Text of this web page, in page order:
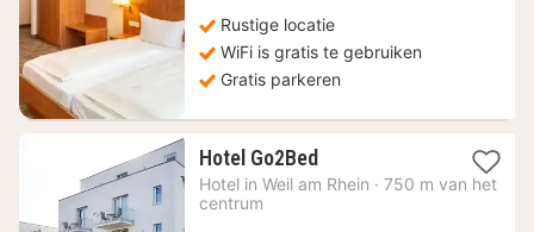
Rustige locatie
WiFi is gratis te gebruiken
Gratis parkeren
Hotel Go2Bed1
nacht
Hotel in Weil am Rhein · 750 m van het
centrum